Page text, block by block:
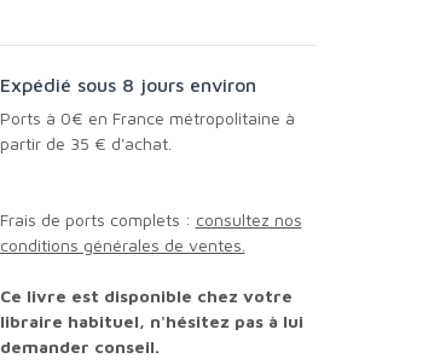
Expédié sous 8 jours environ
Ports à 0€ en France métropolitaine à
partir de 35 € d'achat.
Frais de ports complets : consultez nos
conditions générales de ventes.
Ce livre est disponible chez votre
libraire habituel, n'hésitez pas à lui
demander conseil.